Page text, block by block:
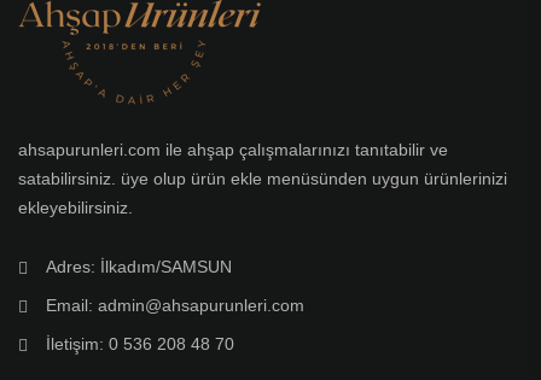
ahsapurunleri.com ile ahşap çalışmalarınızı tanıtabilir ve
satabilirsiniz. üye olup ürün ekle menüsünden uygun ürünlerinizi
ekleyebilirsiniz.
Adres: İlkadım/SAMSUN
Email: admin@ahsapurunleri.com
İletişim: 0 536 208 48 70